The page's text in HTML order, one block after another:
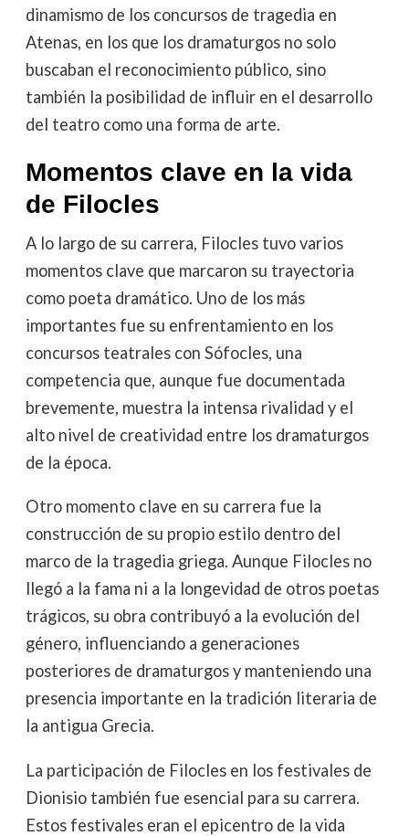
dinamismo de los concursos de tragedia en
Atenas, en los que los dramaturgos no solo
buscaban el reconocimiento público, sino
también la posibilidad de influir en el desarrollo
del teatro como una forma de arte.
Momentos clave en la vida
de Filocles
A lo largo de su carrera, Filocles tuvo varios
momentos clave que marcaron su trayectoria
como poeta dramático. Uno de los más
importantes fue su enfrentamiento en los
concursos teatrales con Sófocles, una
competencia que, aunque fue documentada
brevemente, muestra la intensa rivalidad y el
alto nivel de creatividad entre los dramaturgos
de la época.
Otro momento clave en su carrera fue la
construcción de su propio estilo dentro del
marco de la tragedia griega. Aunque Filocles no
llegó a la fama ni a la longevidad de otros poetas
trágicos, su obra contribuyó a la evolución del
género, influenciando a generaciones
posteriores de dramaturgos y manteniendo una
presencia importante en la tradición literaria de
la antigua Grecia.
La participación de Filocles en los festivales de
Dionisio también fue esencial para su carrera.
Estos festivales eran el epicentro de la vida